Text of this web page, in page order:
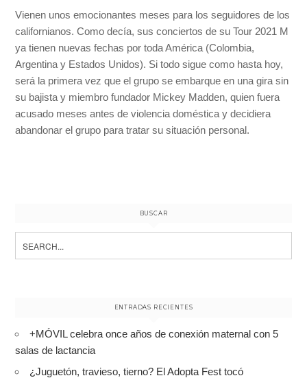
Vienen unos emocionantes meses para los seguidores de los
californianos. Como decía, sus conciertos de su Tour 2021 M
ya tienen nuevas fechas por toda América (Colombia,
Argentina y Estados Unidos). Si todo sigue como hasta hoy,
será la primera vez que el grupo se embarque en una gira sin
su bajista y miembro fundador Mickey Madden, quien fuera
acusado meses antes de violencia doméstica y decidiera
abandonar el grupo para tratar su situación personal.
BUSCAR
ENTRADAS RECIENTES
+MÓVIL celebra once años de conexión maternal con 5
salas de lactancia
¿Juguetón, travieso, tierno? El Adopta Fest tocó